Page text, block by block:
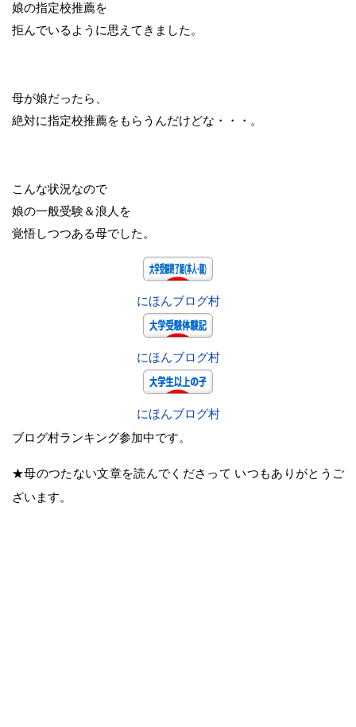
娘の指定校推薦を
拒んでいるように思えてきました。
母が娘だったら、
絶対に指定校推薦をもらうんだけどな・・・。
こんな状況なので
娘の一般受験＆浪人を
覚悟しつつある母でした。
にほんブログ村
にほんブログ村
にほんブログ村
ブログ村ランキング参加中です。
★母のつたない文章を読んでくださって いつもありがとうご
ざいます。